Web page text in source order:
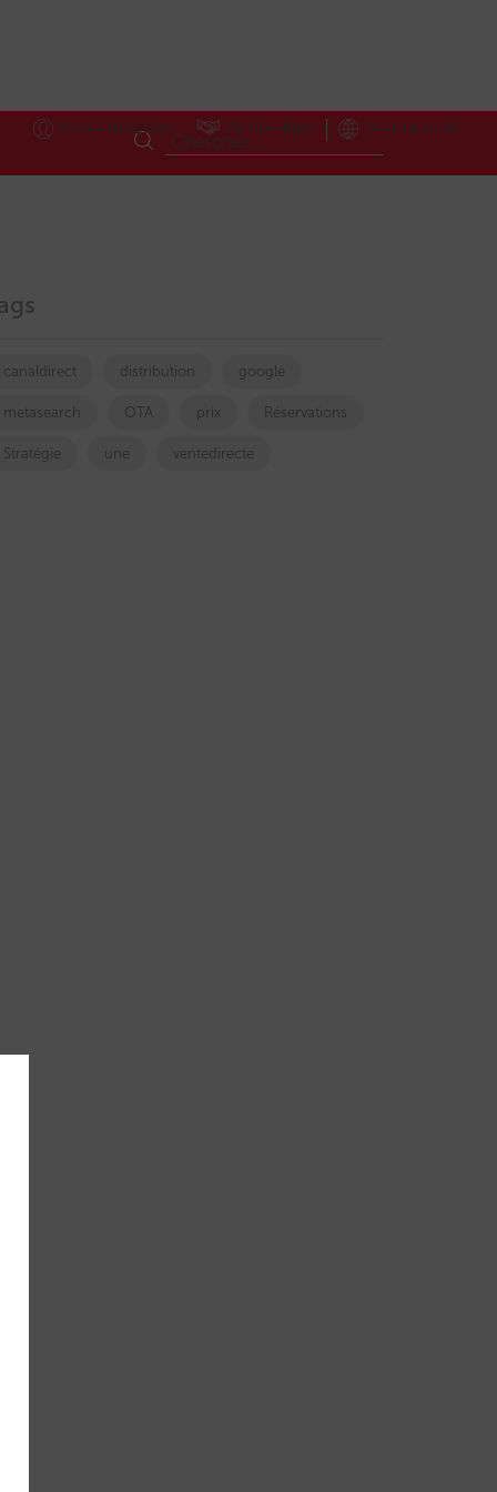
Accès Hôteliers Partnerships International
canaldirect distribution google
metasearch OTA prix Réservations
Stratégie une ventedirecte